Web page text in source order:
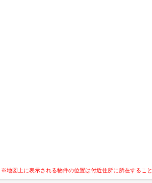
※地図上に表示される物件の位置は付近住所に所在するこ